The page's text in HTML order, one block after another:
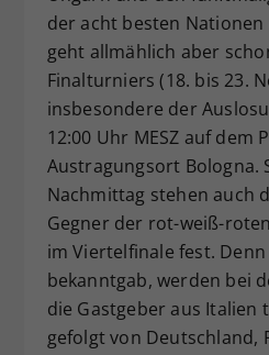
der acht besten Nationen
geht allmählich aber
Finalturniers (18. bis 23.
insbesondere der
12:00 Uhr MESZ auf dem
Austragungsort Bologna.
Nachmittag stehen auch
Gegner der rot-weiß-
im Viertelfinale fest. Denn
bekanntgab, werden bei
die Gastgeber aus Italien
gefolgt von Deutschland,
Zweck
Dieser Wert
Einstellungen.
zufällig
historische
Webseiten-
hat.